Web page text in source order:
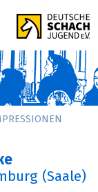
(Saale)